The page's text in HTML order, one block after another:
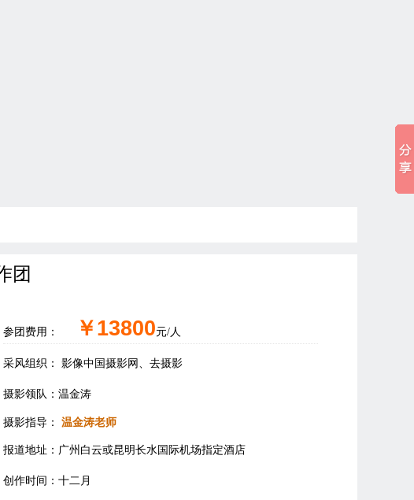
团
参团费用： ￥13800元/人
采风组织： 影像中国摄影网、去摄影
摄影领队： 温金涛
摄影指导： 温金涛老师
报道地址： 广州白云或昆明长水国际机场指定酒店
创作时间： 十二月